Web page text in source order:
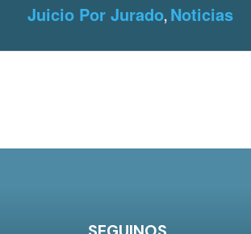
Juicio Por Jurado, Noticias